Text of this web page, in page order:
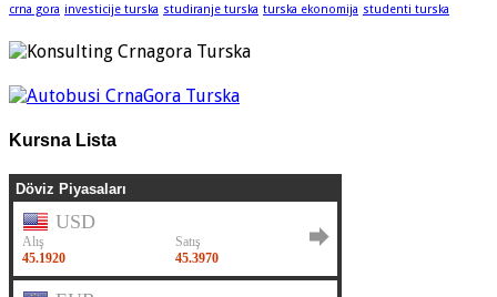
crna gora investicije turska studiranje turska turska ekonomija studenti turska
Kursna Lista